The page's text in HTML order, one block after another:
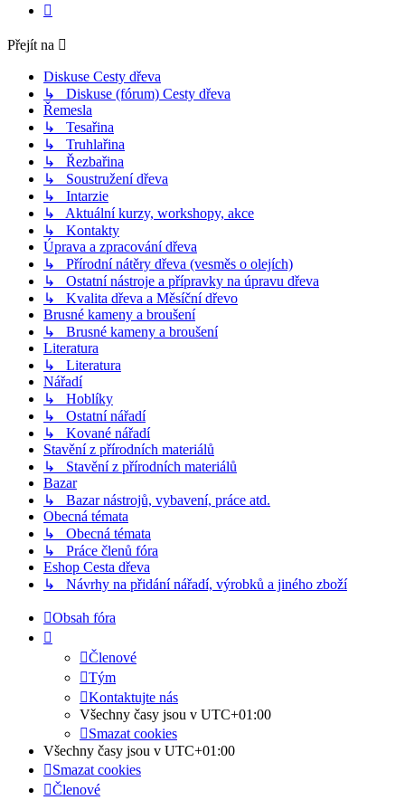
Přejít na
Diskuse Cesty dřeva
↳ Diskuse (fórum) Cesty dřeva
Řemesla
↳ Tesařina
↳ Truhlařina
↳ Řezbařina
↳ Soustružení dřeva
↳ Intarzie
↳ Aktuální kurzy, workshopy, akce
↳ Kontakty
Úprava a zpracování dřeva
↳ Přírodní nátěry dřeva (vesměs o olejích)
↳ Ostatní nástroje a přípravky na úpravu dřeva
↳ Kvalita dřeva a Měsíční dřevo
Brusné kameny a broušení
↳ Brusné kameny a broušení
Literatura
↳ Literatura
Nářadí
↳ Hoblíky
↳ Ostatní nářadí
↳ Kované nářadí
Stavění z přírodních materiálů
↳ Stavění z přírodních materiálů
Bazar
↳ Bazar nástrojů, vybavení, práce atd.
Obecná témata
↳ Obecná témata
↳ Práce členů fóra
Eshop Cesta dřeva
↳ Návrhy na přidání nářadí, výrobků a jiného zboží
Obsah fóra
Členové
Tým
Kontaktujte nás
Všechny časy jsou v UTC+01:00
Smazat cookies
Všechny časy jsou v UTC+01:00
Smazat cookies
Členové